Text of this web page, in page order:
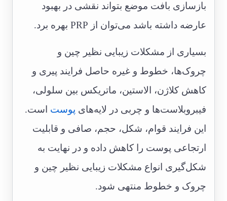
بازسازی بافت موضع بتواند نقشی در بهبود
عارضه داشته باشد می‌توان از PRP بهره برد.
بسیاری از مشکلات زیبایی نظیر چین و
چروک‌ها، خطوط و غیره حاصل فرایند پیری و
کاهش کلاژن، الاستین، ماتریکس بین سلولی،
فیبروبلاست‌ها و چربی در لایه‌های پوست است.
این فرایند قوام، شکل، حجم، صافی و قابلیت
ارتجاعی پوست را کاهش داده و در نهایت به
شکل‌گیری انواع مشکلات زیبایی نظیر چین و
چروک و خطوط منتهی شود.